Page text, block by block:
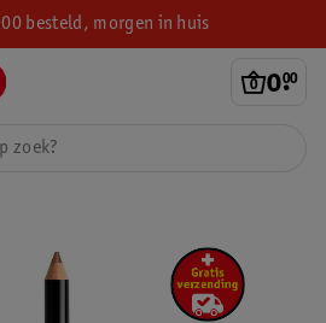
besteld, morgen in huis
0.
00